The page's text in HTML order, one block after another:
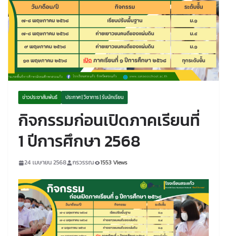
ข่าวประชาสัมพันธ์ ประกาศ | วิชาการ | รับนักเรียน
กิจกรรมก่อนเปิดภาคเรียนที่
1 ปีการศึกษา 2568
24 เมษายน 2568 กรวรรณ 1553 Views